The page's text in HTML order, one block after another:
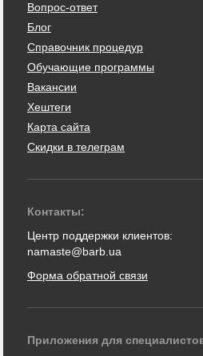
Вопрос-ответ
Блог
Справочник процедур
Обучающие программы
Вакансии
Хештеги
Карта сайта
Скидки в телеграм
Контакты:
Центр поддержки клиентов:
namaste@barb.ua
Форма обратной связи
Приложения для